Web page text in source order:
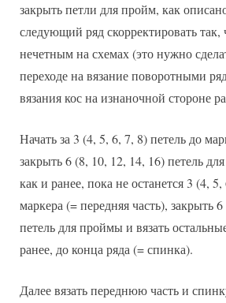
закрыть петли для пройм, как
следующий ряд скорректировать
нечетным на схемах (это нужно
переходе на вязание поворотными
вязания кос на изнаночной стороне
Начать за 3 (4, 5, 6, 7, 8) петель до
закрыть 6 (8, 10, 12, 14, 16) петель
как и ранее, пока не останется 3 (4,
маркера (= передняя часть), закрыть
петель для проймы и вязать
ранее, до конца ряда (= спинка).
Далее вязать переднюю часть и